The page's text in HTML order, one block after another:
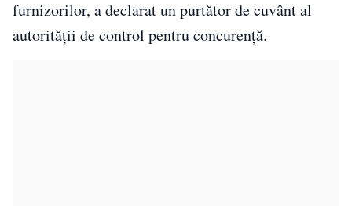
furnizorilor, a declarat un purtător de cuvânt al
autorităţii de control pentru concurenţă.